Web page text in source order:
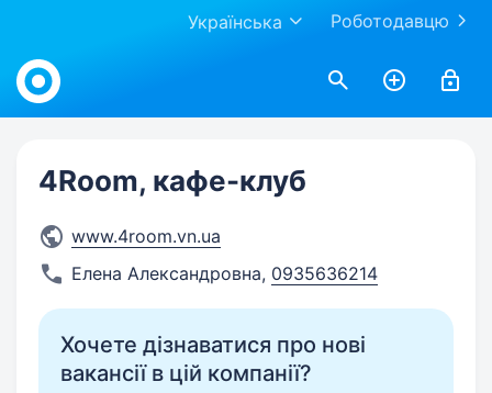
Роботодавцю
Українська
Work.ua
4Room, кафе-клуб
www.4room.vn.ua
Елена Александровна, 0935636214
Хочете дізнаватися про нові
вакансії в цій компанії?